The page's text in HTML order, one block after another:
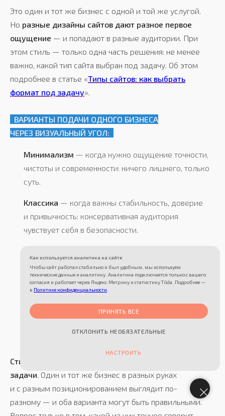
Это один и тот же бизнес с одной и той же услугой.
Но разные дизайны сайтов дают разное первое
ощущение — и попадают в разные аудитории. При
этом стиль — только одна часть решения: не менее
важно, какой тип сайта выбран под задачу. Об этом
подробнее в статье «Типы сайтов: как выбрать
формат под задачу».
ВАРИАНТЫ ПОДАЧИ ОДНОГО БИЗНЕСА
ЧЕРЕЗ ВИЗУАЛЬНЫЙ УГОЛ:
Минимализм — когда нужно ощущение точности,
чистоты и современности: ничего лишнего, только
суть.
Классика — когда важны стабильность, доверие
и привычность: консервативная аудитория
чувствует себя в безопасности.
и запомниться: работает там, где конкуренты все
похожи друг на друга.
инновационность и цифровой характер продукта: IT,
Стиль
задачи . Один и тот же бизнес в разных руках
и с разным позиционированием выглядит по-
разному — и оба варианта могут быть правильными.
КАКИЕ СТИЛИ
ИСПОЛЬЗУЮТСЯ В ВЕБ-
ДИЗАЙНЕ — И ЧЕМ
ОНИ ОТЛИЧАЮТСЯ
Как используется аналитика на сайте
Чтобы сайт работал стабильно и был удобным, мы используем
технические данные и аналитику. Аналитика подключается только с вашего
согласия и работает через Яндекс.Метрику и статистику Tilda. Подробнее —
в Политике конфиденциальности
ПРИНЯТЬ ВСЕ
ОТКЛОНИТЬ НЕОБЯЗАТЕЛЬНЫЕ
НАСТРОИТЬ